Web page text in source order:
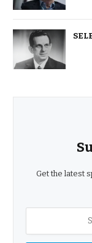
Get the latest